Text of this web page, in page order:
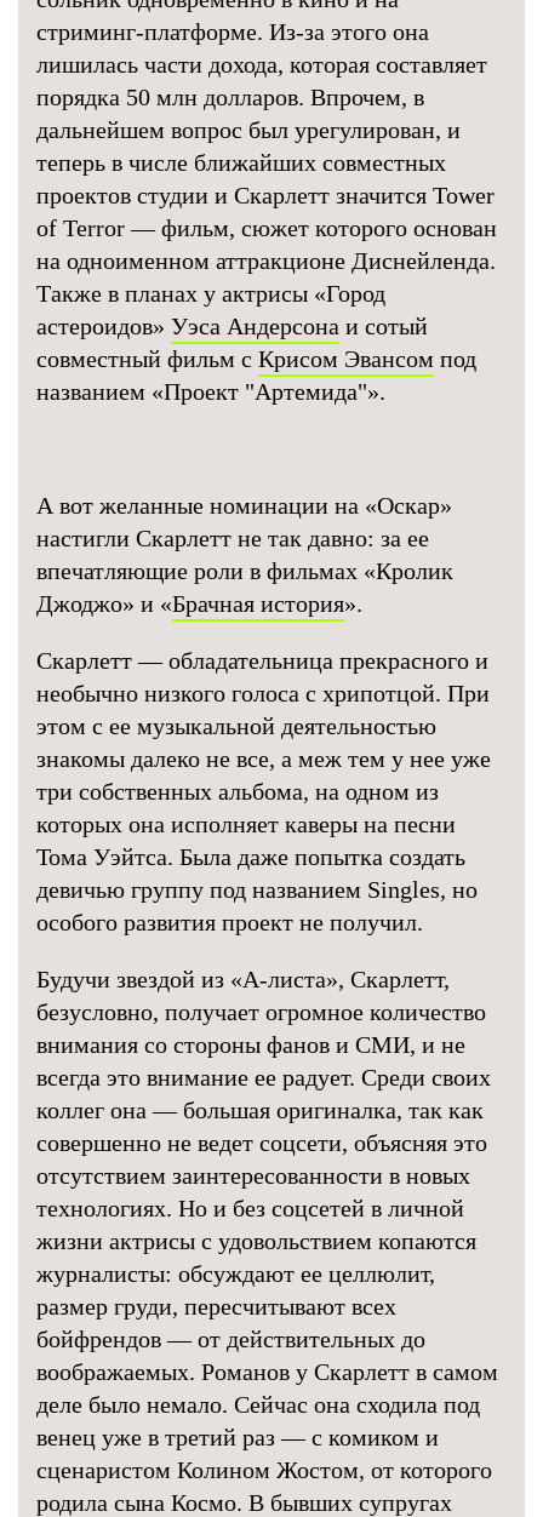
стриминг-платформе. Из-за этого она
лишилась части дохода, которая составляет
порядка 50 млн долларов. Впрочем, в
дальнейшем вопрос был урегулирован, и
теперь в числе ближайших совместных
проектов студии и Скарлетт значится Tower
of Terror — фильм, сюжет которого основан
на одноименном аттракционе Диснейленда.
Также в планах у актрисы «Город
астероидов» Уэса Андерсона и сотый
совместный фильм с Крисом Эвансом под
названием «Проект "Артемида"».
А вот желанные номинации на «Оскар»
настигли Скарлетт не так давно: за ее
впечатляющие роли в фильмах «Кролик
Джоджо» и «Брачная история».
Скарлетт — обладательница прекрасного и
необычно низкого голоса с хрипотцой. При
этом с ее музыкальной деятельностью
знакомы далеко не все, а меж тем у нее уже
три собственных альбома, на одном из
которых она исполняет каверы на песни
Тома Уэйтса. Была даже попытка создать
девичью группу под названием Singles, но
особого развития проект не получил.
Будучи звездой из «А-листа», Скарлетт,
безусловно, получает огромное количество
внимания со стороны фанов и СМИ, и не
всегда это внимание ее радует. Среди своих
коллег она — большая оригиналка, так как
совершенно не ведет соцсети, объясняя это
отсутствием заинтересованности в новых
технологиях. Но и без соцсетей в личной
жизни актрисы с удовольствием копаются
журналисты: обсуждают ее целлюлит,
размер груди, пересчитывают всех
бойфрендов — от действительных до
воображаемых. Романов у Скарлетт в самом
деле было немало. Сейчас она сходила под
венец уже в третий раз — с комиком и
сценаристом Колином Жостом, от которого
родила сына Космо. В бывших супругах